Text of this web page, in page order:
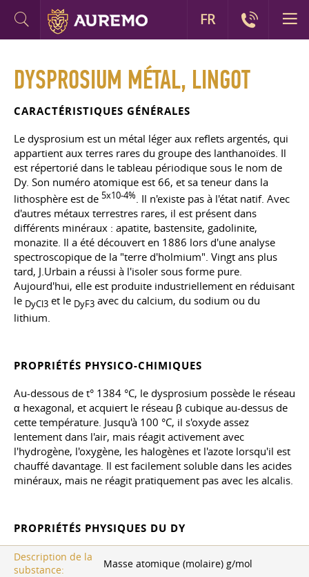
DYSPROSIUM MÉTAL, LINGOT
CARACTÉRISTIQUES GÉNÉRALES
Le dysprosium est un métal léger aux reflets argentés, qui
appartient aux terres rares du groupe des lanthanoïdes. Il
est répertorié dans le tableau périodique sous le nom de
Dy. Son numéro atomique est 66, et sa teneur dans la
lithosphère est de 5x10-4%. Il n'existe pas à l'état natif. Avec
d'autres métaux terrestres rares, il est présent dans
différents minéraux : apatite, bastensite, gadolinite,
monazite. Il a été découvert en 1886 lors d'une analyse
spectroscopique de la "terre d'holmium". Vingt ans plus
tard, J.Urbain a réussi à l'isoler sous forme pure.
Aujourd'hui, elle est produite industriellement en réduisant
le DyCl3 et le DyF3 avec du calcium, du sodium ou du
lithium.
PROPRIÉTÉS PHYSICO-CHIMIQUES
Au-dessous de t° 1384 °C, le dysprosium possède le réseau
α hexagonal, et acquiert le réseau β cubique au-dessus de
cette température. Jusqu'à 100 °C, il s'oxyde assez
lentement dans l'air, mais réagit activement avec
l'hydrogène, l'oxygène, les halogènes et l'azote lorsqu'il est
chauffé davantage. Il est facilement soluble dans les acides
minéraux, mais ne réagit pratiquement pas avec les alcalis.
PROPRIÉTÉS PHYSIQUES DU DY
Description de la
substance:
Masse atomique (molaire) g/mol
FR